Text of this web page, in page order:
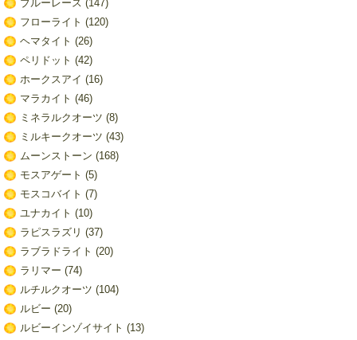
ブルーレース (147)
フローライト (120)
ヘマタイト (26)
ペリドット (42)
ホークスアイ (16)
マラカイト (46)
ミネラルクオーツ (8)
ミルキークオーツ (43)
ムーンストーン (168)
モスアゲート (5)
モスコバイト (7)
ユナカイト (10)
ラピスラズリ (37)
ラブラドライト (20)
ラリマー (74)
ルチルクオーツ (104)
ルビー (20)
ルビーインゾイサイト (13)